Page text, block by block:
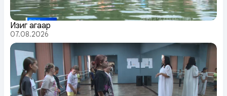
Изиг агаар
07.08.2026